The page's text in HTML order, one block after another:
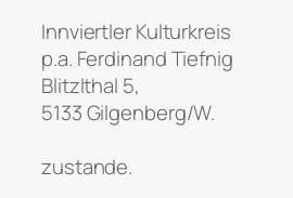
Innviertler Kulturkreis
p.a. Ferdinand Tiefnig
Blitzlthal 5,
5133 Gilgenberg/W.
zustande.